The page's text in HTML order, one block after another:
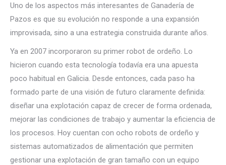
Uno de los aspectos más interesantes de Ganadería de
Pazos es que su evolución no responde a una expansión
improvisada, sino a una estrategia construida durante años.
Ya en 2007 incorporaron su primer robot de ordeño. Lo
hicieron cuando esta tecnología todavía era una apuesta
poco habitual en Galicia. Desde entonces, cada paso ha
formado parte de una visión de futuro claramente definida:
diseñar una explotación capaz de crecer de forma ordenada,
mejorar las condiciones de trabajo y aumentar la eficiencia de
los procesos. Hoy cuentan con ocho robots de ordeño y
sistemas automatizados de alimentación que permiten
gestionar una explotación de gran tamaño con un equipo